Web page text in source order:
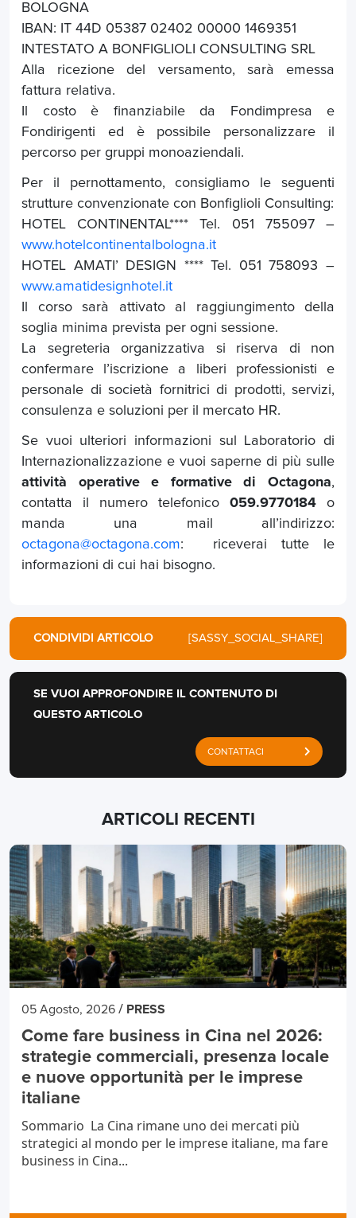
BOLOGNA
IBAN: IT 44D 05387 02402 00000 1469351
INTESTATO A BONFIGLIOLI CONSULTING SRL
Alla ricezione del versamento, sarà emessa
fattura relativa.
Il costo è finanziabile da Fondimpresa e
Fondirigenti ed è possibile personalizzare il
percorso per gruppi monoaziendali.
Per il pernottamento, consigliamo le seguenti
strutture convenzionate con Bonfiglioli Consulting:
HOTEL CONTINENTAL**** Tel. 051 755097 –
www.hotelcontinentalbologna.it
HOTEL AMATI’ DESIGN **** Tel. 051 758093 –
www.amatidesignhotel.it
Il corso sarà attivato al raggiungimento della
soglia minima prevista per ogni sessione.
La segreteria organizzativa si riserva di non
confermare l’iscrizione a liberi professionisti e
personale di società fornitrici di prodotti, servizi,
consulenza e soluzioni per il mercato HR.
Se vuoi ulteriori informazioni sul Laboratorio di
Internazionalizzazione e vuoi saperne di più sulle
attività operativee formativedi Octagona,
contatta il numero telefonico 059.9770184 o
manda una mail all’indirizzo:
octagona@octagona.com: riceverai tutte le
informazioni di cui hai bisogno.
CONDIVIDI ARTICOLO [SASSY_SOCIAL_SHARE]
SE VUOI APPROFONDIRE IL CONTENUTO DI
QUESTO ARTICOLO
CONTATTACI
ARTICOLI RECENTI
05 Agosto, 2026 / PRESS
Come fare business in Cina nel 2026:
strategie commerciali, presenza locale
e nuove opportunità per le imprese
italiane
Sommario La Cina rimane uno dei mercati più
strategici al mondo per le imprese italiane, ma fare
business in Cina...